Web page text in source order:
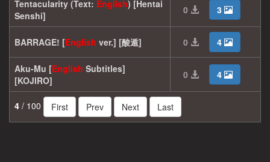
Tentacularity (Text: English) [Hentai
Senshi]
0 3
BARRAGE! [English ver.] [酸遁] 0 4
Aku-Mu [English Subtitles]
[KOJIRO]
0 4
4 / 100 First Prev Next Last